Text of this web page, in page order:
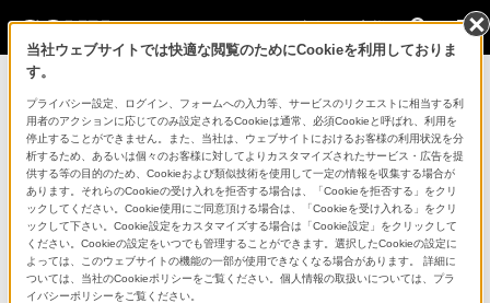
法人のお客様
コンスーマー製品に関するお問い合わせ
製品に関する重要なお知らせ
プロフェッショナル／業務用製品に関
するサポート・お問い合わせ
専用窓口のある業務用商品に関するお問い合わせ
当社ウェブサイトでは快適な閲覧のためにCookieを利用しておりま
す。
プライバシー設定、ログイン、フォームへの入力等、サービスのリクエストに相当する利
用者のアクションに応じてのみ設定されるCookieは通常、必須Cookieと呼ばれ、利用を
停止することができません。また、当社は、ウェブサイトにおけるお客様の利用状況を分
析するため、あるいは個々のお客様に対してよりカスタマイズされたサービス・広告を提
供する等の目的のため、Cookieおよび類似技術を使用して一定の情報を収集する場合が
あります。それらのCookieの受け入れを拒否する場合は、「Cookieを拒否する」をクリ
ックしてください。Cookie使用にご同意頂ける場合は、「Cookieを受け入れる」をクリ
ックして下さい。Cookie設定をカスタマイズする場合は「Cookie設定」をクリックして
ください。Cookieの設定をいつでも管理することができます。選択したCookieの設定に
よっては、このウェブサイトの機能の一部が使用できなくなる場合があります。 詳細に
ついては、当社のCookieポリシーをご覧ください。個人情報の取扱いについては、プラ
イバシーポリシーをご覧ください。